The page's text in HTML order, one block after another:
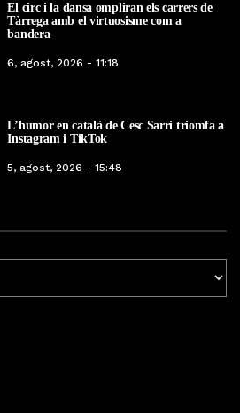
El circ i la dansa ompliran els carrers de
Tàrrega amb el virtuosisme com a
bandera
6, agost, 2026 - 11:18
L’humor en català de Cesc Sarri triomfa a
Instagram i TikTok
5, agost, 2026 - 15:48